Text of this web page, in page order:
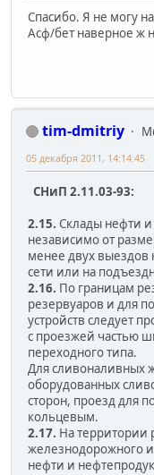
Спасибо. Я не могу
Асф/бет наверное ж
tim-dmitriy
05 декабря 2011, 14:14:45
СНиП 2.11.03-93:
2.15. Склады нефти и
независимо от
менее двух
сети или на
2.16. По границам
резервуаров и для
устройств следует
с проезжей частью
переходного типа.
Для сливоналивных
оборудованных
сторон, проезд для
кольцевым.
2.17. На территории
железнодорожного
нефти и